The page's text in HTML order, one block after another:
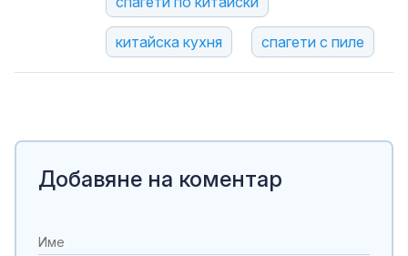
китайска кухня спагети с пиле
Добавяне на коментар